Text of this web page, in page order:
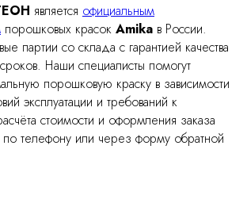
является официальным
порошковых красок Amika в России.
партии со склада с гарантией качества
Наши специалисты помогут
порошковую краску в зависимости
эксплуатации и требований к
стоимости и оформления заказа
по телефону или через форму обратной